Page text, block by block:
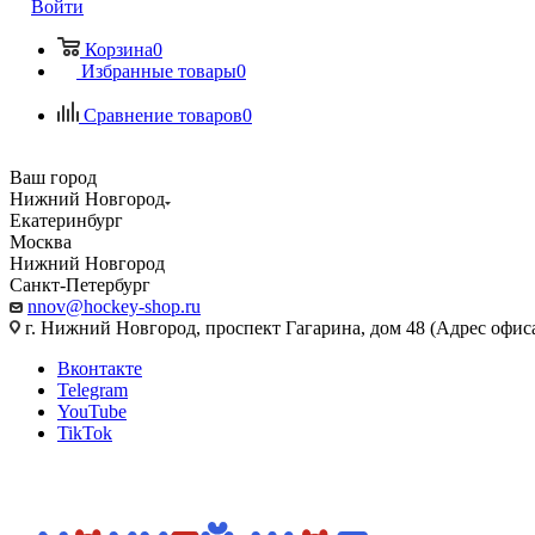
Войти
Корзина0
Избранные товары0
Сравнение товаров0
Ваш город
Нижний Новгород
Екатеринбург
Москва
Нижний Новгород
Санкт-Петербург
nnov@hockey-shop.ru
г. Нижний Новгород, проспект Гагарина, дом 48 (Адрес
Вконтакте
Telegram
YouTube
TikTok